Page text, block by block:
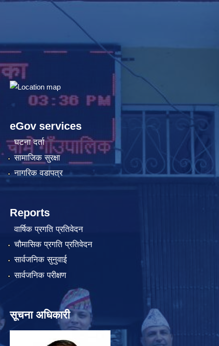
eGov services
घटना दर्ता
सामाजिक सुरक्षा
नागरिक वडापत्र
Reports
वार्षिक प्रगति प्रतिवेदन
चौमासिक प्रगति प्रतिवेदन
सार्वजनिक सुनुवाई
सार्वजनिक परीक्षण
सूचना अधिकारी